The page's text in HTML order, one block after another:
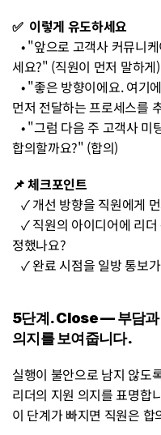
✅  이렇게 유도하세요
   • "앞으로 고객사 커뮤니케이션에서 어떻게 하면 좋을 것 같으
세요?" (직원이 먼저 말하게)
   • "좋은 방향이에요. 여기에 내부 확정 전에는 '확인 중'이라고
먼저 전달하는 프로세스를
   • "그럼 다음 주 고객사 미팅 전에 그 방식으로 한번 해보는 걸로
합의할까요?" (합의)
📌 체크포인트
✓ 개선 방향을 직원에게
   ✓ 직원의 아이디어에 리더 관점을 더해 실행 가능한 안으로 조
정했나요?
✓ 완료 시점을 일방 통
5단계. Close — 부담과
의지를 보여줍니다.
실행이 불안으로 남지 않도
리더의 지원 의지를 표명합
이 단계가 빠지면 직원은